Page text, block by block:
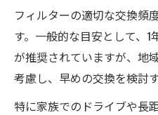
フィルターの適切な交換頻
す。一般的な目安として、
が推奨されていますが、地
考慮し、早めの交換を検討
特に家族でのドライブや長